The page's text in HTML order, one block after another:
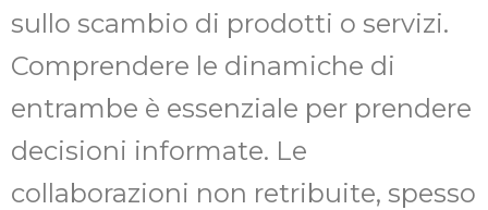
sullo scambio di prodotti o servizi.
Comprendere le dinamiche di
entrambe è essenziale per prendere
decisioni informate. Le
collaborazioni non retribuite, spesso